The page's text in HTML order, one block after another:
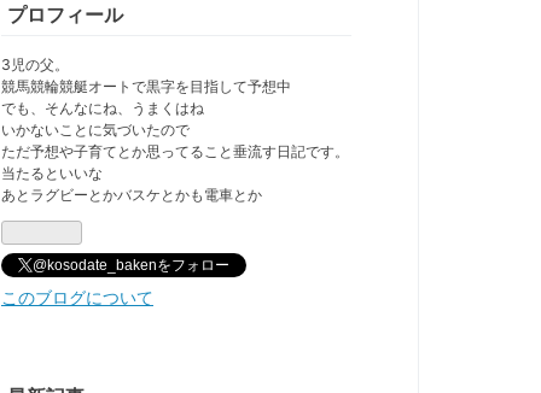
プロフィール
3児の父。
競馬競輪競艇オートで黒字を目指して予想中
でも、そんなにね、うまくはね
いかないことに気づいたので
ただ予想や子育てとか思ってること垂流す日記です。
当たるといいな
あとラグビーとかバスケとかも電車とか
@kosodate_bakenをフォロー
このブログについて